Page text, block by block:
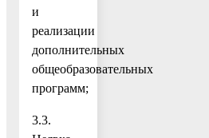
и
реализации
дополнительных
общеобразовательных
программ;
3.3.